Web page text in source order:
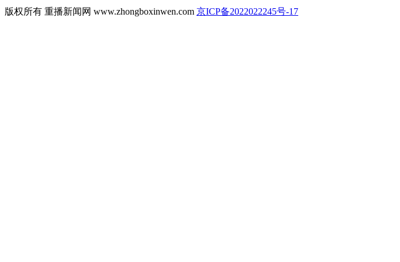
版权所有 重播新闻网 www.zhongboxinwen.com 京ICP备2022022245号-17